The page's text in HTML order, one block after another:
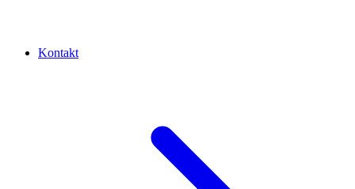
Kontakt